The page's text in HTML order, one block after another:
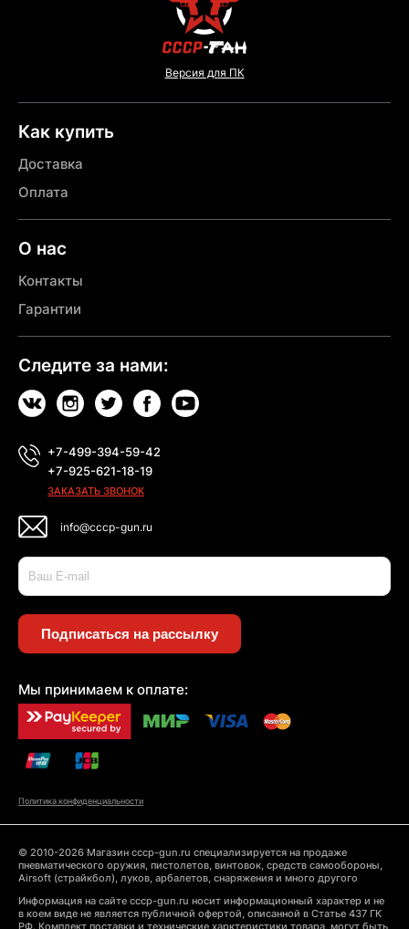
Версия для ПК
Как купить
Доставка
Оплата
О нас
Контакты
Гарантии
Следите за нами:
+7-499-394-59-42
+7-925-621-18-19
ЗАКАЗАТЬ ЗВОНОК
info@cccp-gun.ru
Подписаться на рассылку
Мы принимаем к оплате:
Политика конфиденциальности
© 2010-2026 Магазин cccp-gun.ru специализируется на продаже
пневматического оружия, пистолетов, винтовок, средств самообороны,
Airsoft (страйкбол), луков, арбалетов, снаряжения и много другого
Информация на сайте cccp-gun.ru носит информационный характер и не
в коем виде не является публичной офертой, описанной в Статье 437 ГК
РФ. Комплект поставки и технические харктеристики товара, могут быть